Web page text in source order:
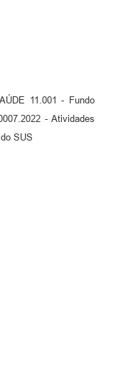
11.001 - Fundo
- Atividades
SUS